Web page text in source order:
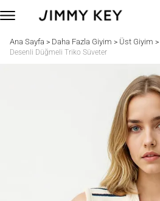
Ana Sayfa > Daha Fazla Giyim > Üst Giyim >
Desenli Düğmeli Triko Süveter